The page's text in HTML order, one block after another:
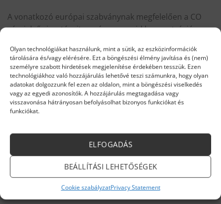
Olyan technológiákat használunk, mint a sütik, az eszközinformációk
tárolására és/vagy elérésére. Ezt a böngészési élmény javítása és (nem)
személyre szabott hirdetések megjelenítése érdekében tesszük. Ezen
technológiákhoz való hozzájárulás lehetővé teszi számunkra, hogy olyan
adatokat dolgozzunk fel ezen az oldalon, mint a böngészési viselkedés
vagy az egyedi azonosítók. A hozzájárulás megtagadása vagy
visszavonása hátrányosan befolyásolhat bizonyos funkciókat és
funkciókat.
ELFOGADÁS
BEÁLLÍTÁSI LEHETŐSÉGEK
Cookie szabályzatPrivacy Statement
A vonatkozó európai szabványnak megfelelően a CO
vészjelző riasztásait a szén-monoxid koncentráció
hogy a riasztás bekapcsoljon, ha időközben veszélyes
CO-szint alakul ki, és azonnali beavatkozás szükséges,
de megakadályozza, hogy az ideiglenesen észlelt
alacsony CO-szintek (pl. cigarettafüst miatt) téves
riasztást generáljanak. Azért nevezzük ezeket a
készülékeket vészjelzőknek, mert a szén-monoxid
figyelmeztetnek. Az EN50291 szabványnak tanúsítottan
megfelelő X-sorozatú Honeywell vészjelzők mindig
időben jeleznek de sosem túl korán. A készülék
riasztását minden esetben komolyan kell venni!